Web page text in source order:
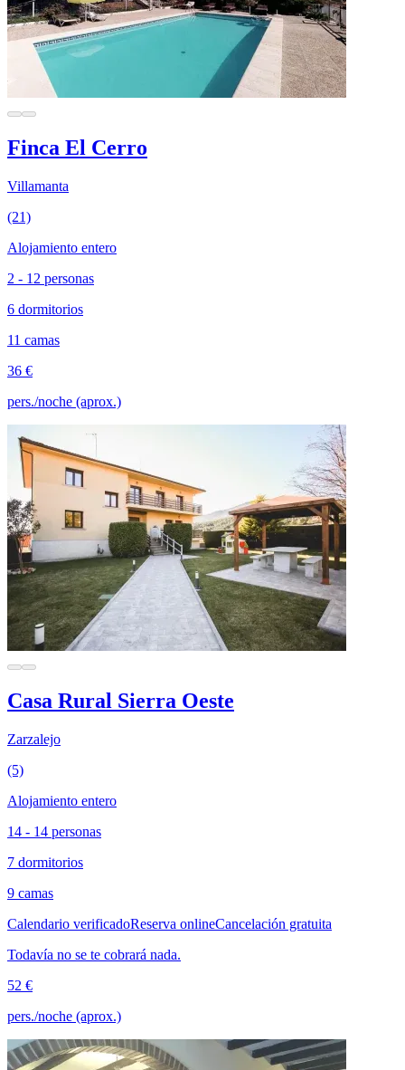
Finca El Cerro
Villamanta
(21)
Alojamiento entero
2 - 12 personas
6 dormitorios
11 camas
36 €
pers./noche (aprox.)
Casa Rural Sierra Oeste
Zarzalejo
(5)
Alojamiento entero
14 - 14 personas
7 dormitorios
9 camas
Calendario verificadoReserva onlineCancelación gratuita
Todavía no se te cobrará nada.
52 €
pers./noche (aprox.)